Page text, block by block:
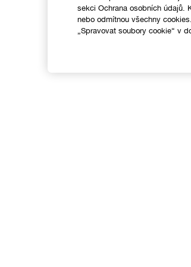
sekci Ochrana osobních údajů.
nebo odmítnou všechny
„Spravovat soubory cookie“ v